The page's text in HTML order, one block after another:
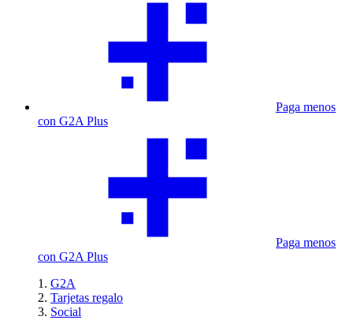
Paga menos
con G2A Plus
Paga menos
con G2A Plus
G2A
Tarjetas regalo
Social